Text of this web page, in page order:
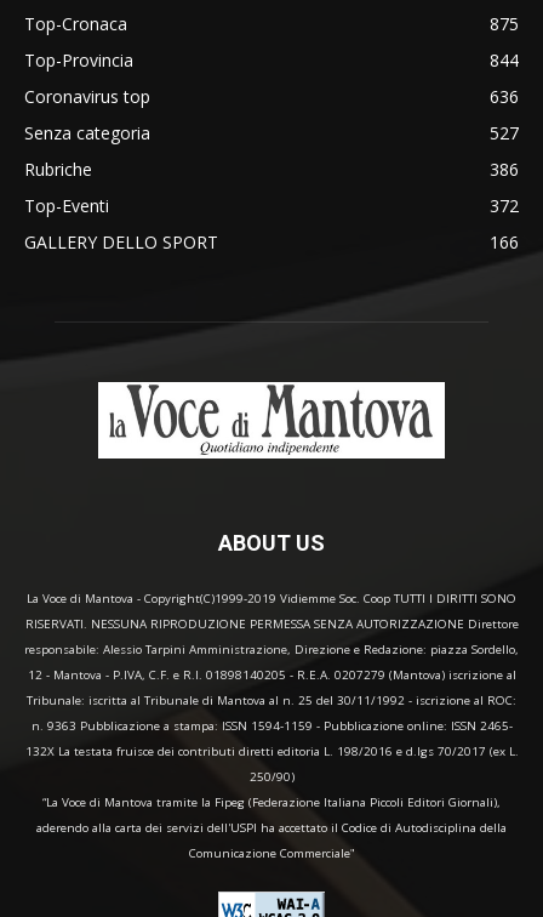
Top-Cronaca
875
Top-Provincia
844
Coronavirus top
636
Senza categoria
527
Rubriche
386
Top-Eventi
372
GALLERY DELLO SPORT
166
ABOUT US
La Voce di Mantova - Copyright(C)1999-2019 Vidiemme Soc. Coop TUTTI I DIRITTI SONO
RISERVATI. NESSUNA RIPRODUZIONE PERMESSA SENZA AUTORIZZAZIONE Direttore
responsabile: Alessio Tarpini Amministrazione, Direzione e Redazione: piazza Sordello,
12 - Mantova - P.IVA, C.F. e R.I. 01898140205 - R.E.A. 0207279 (Mantova) iscrizione al
Tribunale: iscritta al Tribunale di Mantova al n. 25 del 30/11/1992 - iscrizione al ROC:
n. 9363 Pubblicazione a stampa: ISSN 1594-1159 - Pubblicazione online: ISSN 2465-
132X La testata fruisce dei contributi diretti editoria L. 198/2016 e d.lgs 70/2017 (ex L.
250/90)
“La Voce di Mantova tramite la Fipeg (Federazione Italiana Piccoli Editori Giornali),
aderendo alla carta dei servizi dell'USPI ha accettato il Codice di Autodisciplina della
Comunicazione Commerciale"